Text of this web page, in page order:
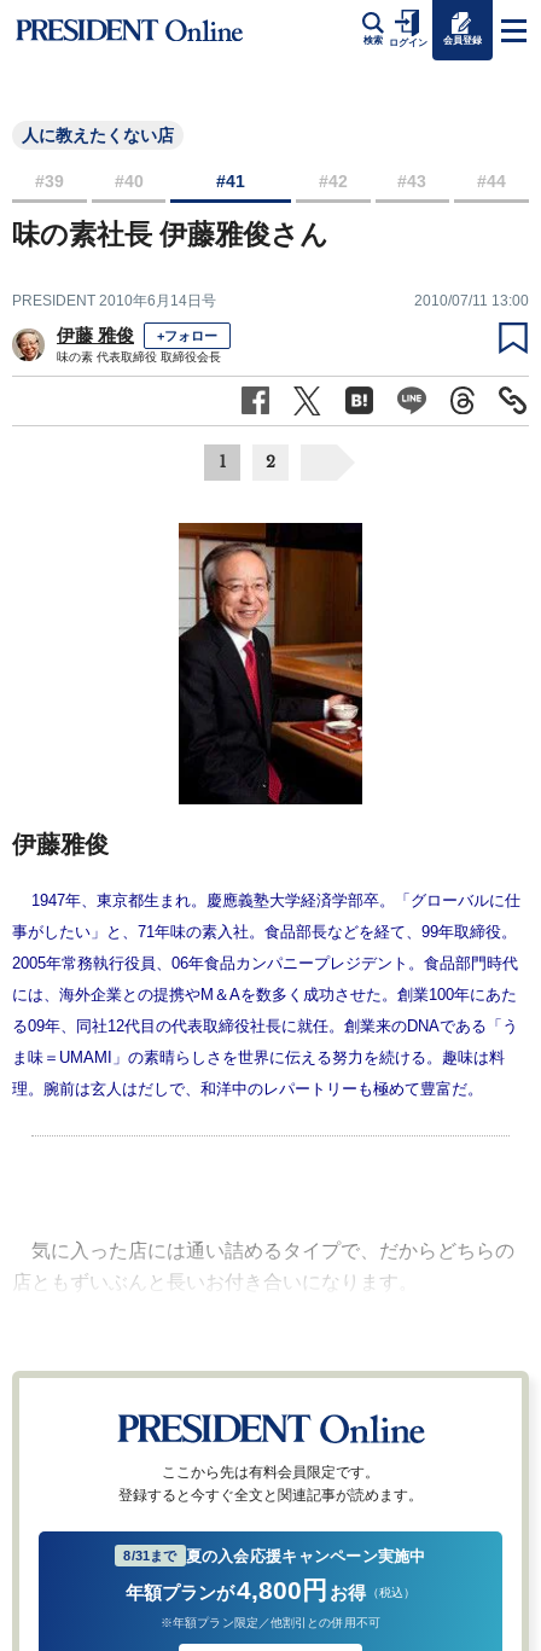
検索 ログイン 会員登録
人に教えたくない店
#39 #40 #41 #42 #43 #44
味の素社長 伊藤雅俊さん
PRESIDENT 2010年6月14日号 2010/07/11 13:00
伊藤 雅俊 +フォロー
味の素 代表取締役 取締役会長
1 2
伊藤雅俊
1947年、東京都生まれ。慶應義塾大学経済学部卒。「グローバルに仕
事がしたい」と、71年味の素入社。食品部長などを経て、99年取締役。
2005年常務執行役員、06年食品カンパニープレジデント。食品部門時代
には、海外企業との提携やM＆Aを数多く成功させた。創業100年にあた
る09年、同社12代目の代表取締役社長に就任。創業来のDNAである「う
ま味＝UMAMI」の素晴らしさを世界に伝える努力を続ける。趣味は料
理。腕前は玄人はだしで、和洋中のレパートリーも極めて豊富だ。
気に入った店には通い詰めるタイプで、だからどちらの
店ともずいぶんと長いお付き合いになります。
ここから先は有料会員限定です。
登録すると今すぐ全文と関連記事が読めます。
8/31まで 夏の入会応援キャンペーン実施中
年額プランが4,800円 お得 （税込）
※年額プラン限定／他割引との併用不可